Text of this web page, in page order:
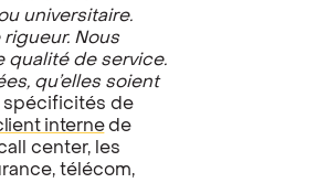
universitaire.
Nous
qualité de service.
qu’elles soient
spécificités de
internede
center, les
télécom,